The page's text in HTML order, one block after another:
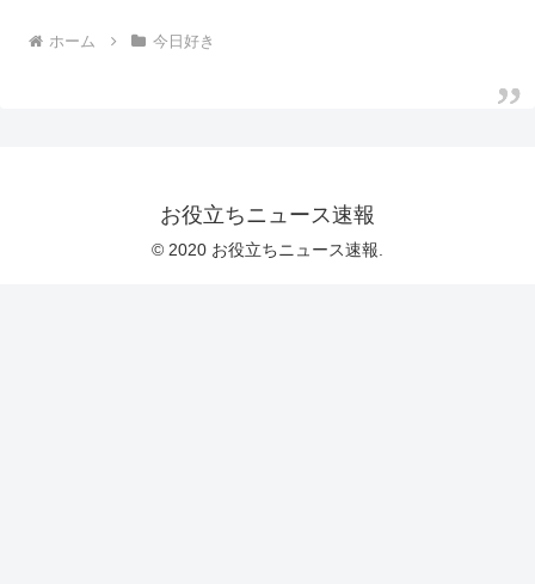
ホーム 今日好き
お役立ちニュース速報
© 2020 お役立ちニュース速報.